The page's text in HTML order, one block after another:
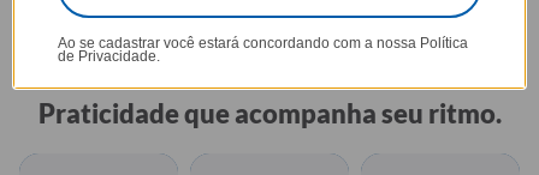
Praticidade que acompanha seu ritmo.
Ao se cadastrar você estará concordando com a nossa Política
de Privacidade.